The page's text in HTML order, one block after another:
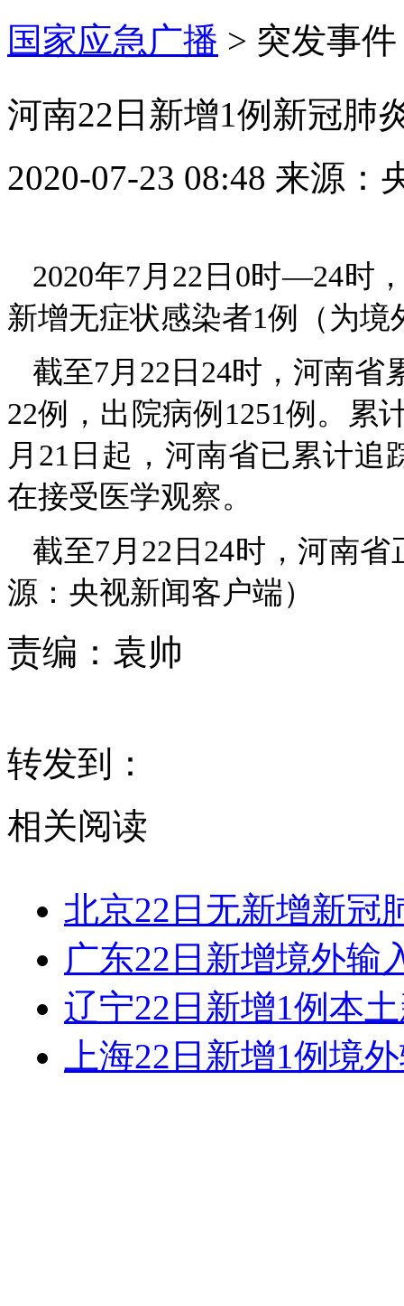
国家应急广播 > 突发事件
河南22日新增1例新冠肺
2020-07-23 08:48 来源：
2020年7月22日0时—24时
新增无症状感染者1例（为境
截至7月22日24时，河南省
22例，出院病例1251例。累
月21日起，河南省已累计追
在接受医学观察。
截至7月22日24时，河南
源：央视新闻客户端）
责编： 袁帅
转发到：
相关阅读
北京22日无新增新冠
广东22日新增境外输
辽宁22日新增1例本
上海22日新增1例境